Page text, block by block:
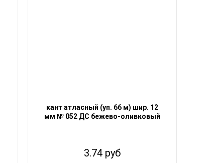
кант атласный (уп. 66 м) шир. 12
мм № 052 ДС бежево-оливковый
3.74 руб